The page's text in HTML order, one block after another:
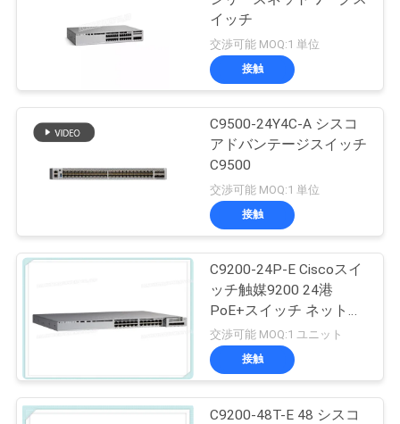
イッチ
交渉可能 MOQ:1 単位
接触
C9500-24Y4C-A シスコ
アドバンテージスイッチ
C9500
交渉可能 MOQ:1 単位
接触
C9200-24P-E Ciscoスイ
ッチ触媒9200 24港
PoE+スイッチ ネットワ
ークの要素
交渉可能 MOQ:1 ユニット
接触
C9200-48T-E 48 シスコ